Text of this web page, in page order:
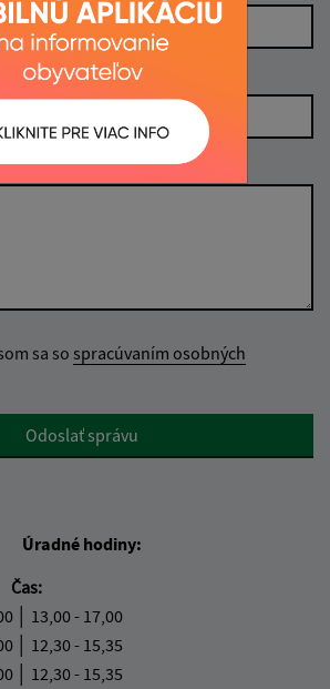
sa so spracúvaním osobných
Odoslať správu
Úradné hodiny:
Čas:
│ 13,00 - 17,00
│ 12,30 - 15,35
│ 12,30 - 15,35